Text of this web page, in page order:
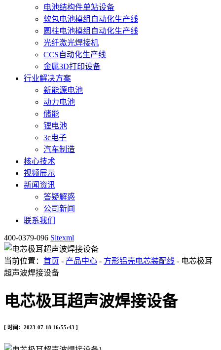
电池结构件单站设备
软包电池模组自动化生产线
圆柱电池模组自动化生产线
光纤激光焊接机
CCS自动化生产线
金属3D打印设备
行业解决方案
新能源电池
动力电池
储能
锂电池
3c电子
汽车制造
核心技术
视频展示
新闻资讯
答疑解惑
公司新闻
联系我们
400-0379-096 Sitexml
当前位置： 首页 - 产品中心 - 方形铝壳电芯装配线 - 电芯极耳
超声波焊接设备
电芯极耳超声波焊接设备
[ 时间：2023-07-18 16:55:43 ]